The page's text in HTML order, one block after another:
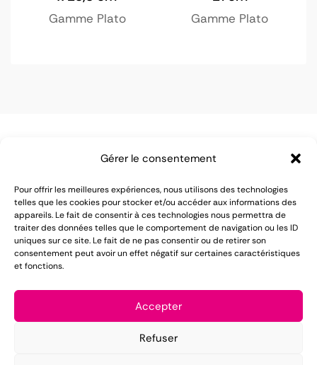
Gérer le consentement
Pour offrir les meilleures expériences, nous utilisons des technologies
telles que les cookies pour stocker et/ou accéder aux informations des
appareils. Le fait de consentir à ces technologies nous permettra de
traiter des données telles que le comportement de navigation ou les ID
uniques sur ce site. Le fait de ne pas consentir ou de retirer son
consentement peut avoir un effet négatif sur certaines caractéristiques
et fonctions.
Accepter
Refuser
Gamme Plato Gamme Plato
LOMAREC met à votre disposition plus de 55 ans
d'expérience dans le domaine de la location de
matériel pour réception.
Conditions générales de vente
Politique de confidentialité